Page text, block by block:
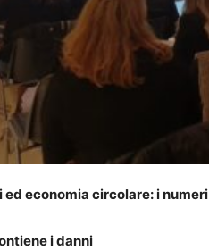
ed economia circolare: i numeri
i danni